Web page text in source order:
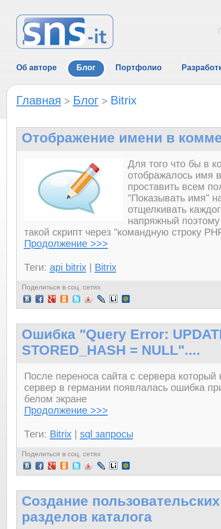
Об авторе Блог Портфолио
Главная > Блог > Bitrix
Отображение имени в
Для того что бы в
отображалось имя
проставить всем
"Показывать имя"
отщелкивать
напряжный
такой скрипт через "командную строку
Продолжение >>>
Теги: api bitrix| Bitrix
Поделиться в соц. сетях
Ошибка "Query Error:
STORED_HASH = NULL"....
После переноса сайта с сервера
сервер в германии появлалась ошибка
белом экране
Продолжение >>>
Теги: Bitrix| sql запросы
Поделиться в соц. сетях
Создание
разделов каталога